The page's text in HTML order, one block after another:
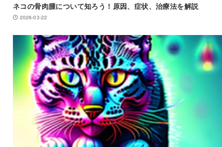
ネコの骨肉腫について知ろう！原因、症状、治療法を解説
2026-03-22